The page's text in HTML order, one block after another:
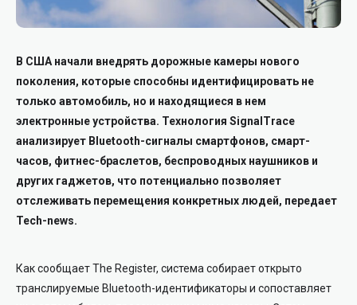
В США начали внедрять дорожные камеры нового
поколения, которые способны идентифицировать не
только автомобиль, но и находящиеся в нем
электронные устройства. Технология SignalTrace
анализирует Bluetooth-сигналы смартфонов, смарт-
часов, фитнес-браслетов, беспроводных наушников и
других гаджетов, что потенциально позволяет
отслеживать перемещения конкретных людей, передает
Tech-news.
Как сообщает The Register, система собирает открыто
транслируемые Bluetooth-идентификаторы и сопоставляет